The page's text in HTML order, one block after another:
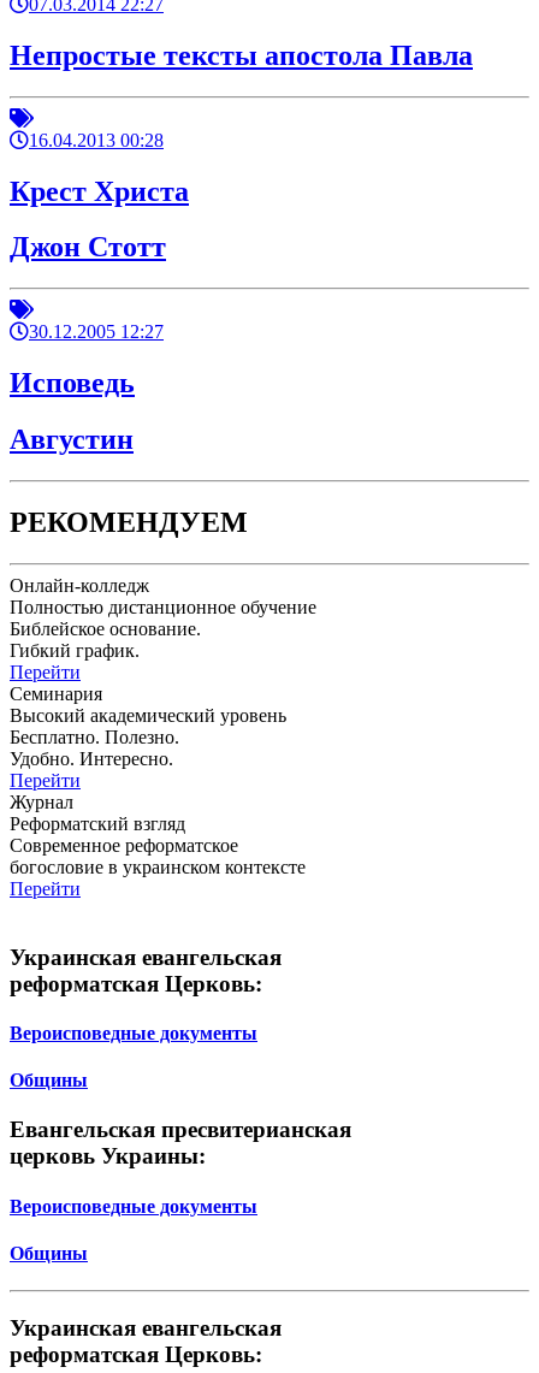
Непростые тексты апостола Павла
16.04.2013 00:28
Крест Христа
Джон Стотт
30.12.2005 12:27
Исповедь
Августин
РЕКОМЕНДУЕМ
Онлайн-колледж
Полностью дистанционное обучение
Библейское основание.
Гибкий график.
Перейти
Семинария
Высокий академический уровень
Бесплатно. Полезно.
Удобно. Интересно.
Перейти
Журнал
Реформатский взгляд
Современное реформатское
богословие в украинском контексте
Перейти
Украинская евангельская
реформатская Церковь:
Вероисповедные документы
Общины
Евангельская пресвитерианская
церковь Украины:
Вероисповедные документы
Общины
Украинская евангельская
реформатская Церковь: